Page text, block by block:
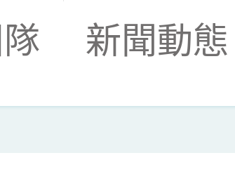
新聞動態